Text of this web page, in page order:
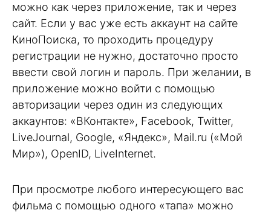
можно как через приложение, так и через
сайт. Если у вас уже есть аккаунт на сайте
КиноПоиска, то проходить процедуру
регистрации не нужно, достаточно просто
ввести свой логин и пароль. При желании, в
приложение можно войти с помощью
авторизации через один из следующих
аккаунтов: «ВКонтакте», Facebook, Twitter,
LiveJournal, Google, «Яндекс», Mail.ru («Мой
Мир»), OpenID, LiveInternet.
При просмотре любого интересующего вас
фильма с помощью одного «тапа» можно